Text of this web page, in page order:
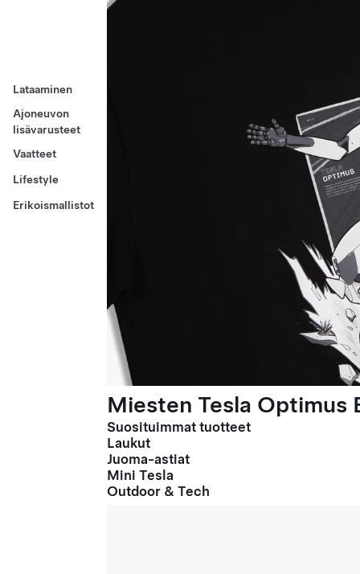
Lataaminen
Ajoneuvon
lisävarusteet
Vaatteet
Lifestyle
Erikoismallistot
Miesten Tesla
Suosituimmat tuotteet
Laukut
Juoma-astiat
Mini Tesla
Outdoor & Tech